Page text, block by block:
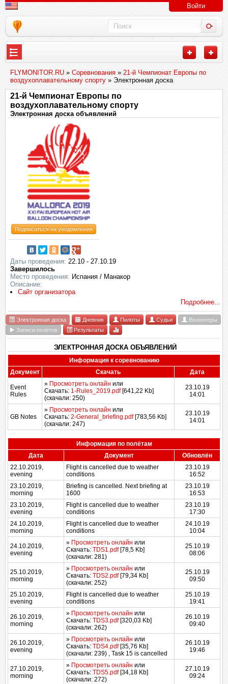
Войти
FLYMONITOR.RU » Соревнования » 21-й Чемпионат Европы по
воздухоплавательному спорту » Электронная доска
21-й Чемпионат Европы по
воздухоплавательному спорту
Электронная доска объявлений
Подписаться на уведомления
Даты проведения: 22.10 - 27.10.19
Завершилось
Место проведения: Испания / Манакор
Описание:
Сайт организатора
Подробнее...
Электронная доска Дневник Пилоты Судьи
Волонтёры
Записи полётов
Результаты
ЭЛЕКТРОННАЯ ДОСКА ОБЪЯВЛЕНИЙ
Информация к соревнованию
Документ
Скачать Дата
Event
Rules
» Просмотреть онлайн или
Скачать: 1-Rules_2019.pdf[641,22 Kb]
(cкачали: 250)
23.10.19
14:01
GB Notes
» Просмотреть онлайн или
Скачать: 2-General_briefing.pdf[783,56 Kb]
(cкачали: 247)
23.10.19
14:01
Информация по полётам
Дата
Документ
Обновлён
22.10.2019,
evening
Flight is cancelled due to weather
conditions
23.10.19
16:52
23.10.2019,
morning
Briefing is cancelled. Next briefing at
1600
23.10.19
16:53
23.10.2019,
evening
Flight is cancelled due to weather
conditions
23.10.19
17:30
24.10.2019,
morning
Flight is cancelled due to weather
conditions
24.10.19
10:04
24.10.2019,
evening
» Просмотреть онлайн или
Скачать: TDS1.pdf[78,5 Kb]
(cкачали: 281)
25.10.19
08:06
25.10.2019,
morning
» Просмотреть онлайн или
Скачать: TDS2.pdf[79,34 Kb]
(cкачали: 252)
25.10.19
09:50
25.10.2019,
evening
Flight is cancelled due to weather
conditions
25.10.19
19:41
26.10.2019,
morning
» Просмотреть онлайн или
Скачать: TDS3.pdf[320,03 Kb]
(cкачали: 262)
26.10.19
09:40
26.10.2019,
evening
» Просмотреть онлайн или
Скачать: TDS4.pdf[35,76 Kb]
(cкачали: 239) , Task 15 is cancelled
26.10.19
19:46
27.10.2019,
morning
» Просмотреть онлайн или
Скачать: TDS5.pdf[34,18 Kb]
(cкачали: 272)
27.10.19
09:24